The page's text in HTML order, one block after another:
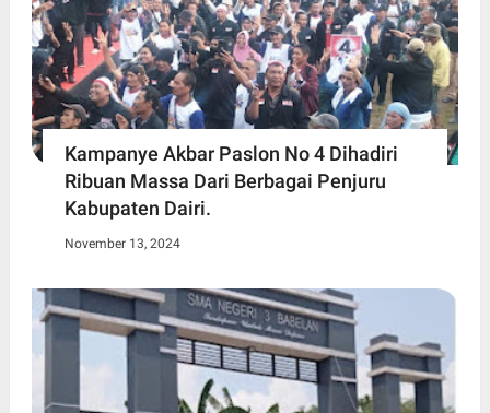
Kampanye Akbar Paslon No 4 Dihadiri
Ribuan Massa Dari Berbagai Penjuru
Kabupaten Dairi.
November 13, 2024